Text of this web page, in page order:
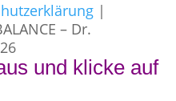
|
– Dr.
und klicke auf